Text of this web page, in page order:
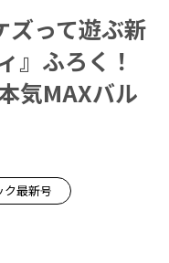
ズって遊ぶ新
』ふろく！
気MAXバル
ク最新号